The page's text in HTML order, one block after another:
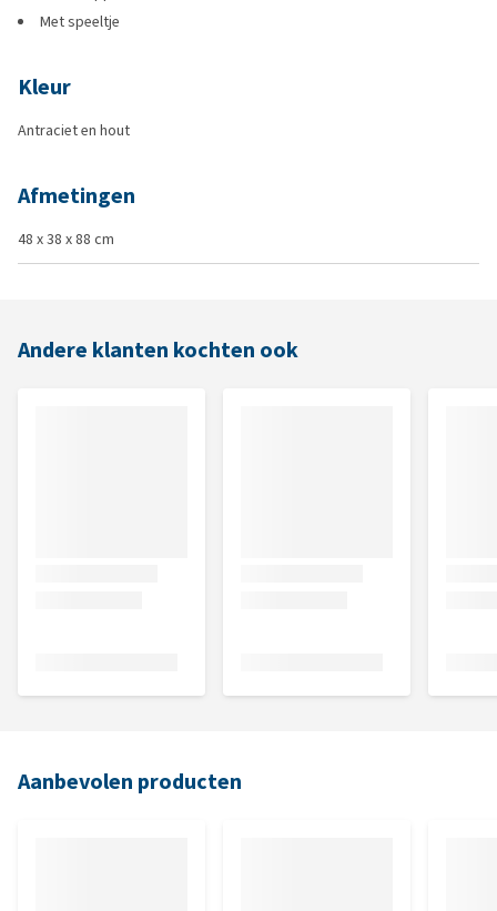
Met speeltje
Kleur
Antraciet en hout
Afmetingen
48 x 38 x 88 cm
Andere klanten kochten ook
Aanbevolen producten